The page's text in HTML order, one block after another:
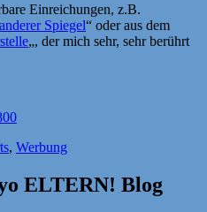
Einreichungen, z.B.
Spiegel“ oder aus dem
„, der mich sehr, sehr berührt
, Werbung
ELTERN! Blog